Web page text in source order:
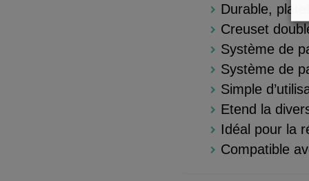
Durable,
Creuset
Système de
Système de
Simple
Etend la
Idéal pour la
Compatible